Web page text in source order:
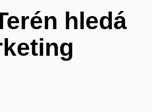
hledá